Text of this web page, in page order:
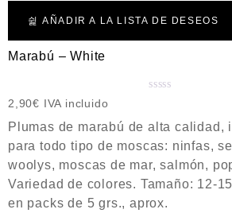
AÑADIR A LA LISTA DE DESEOS
Marabú – White
l
o
r
a
d
2,90€ IVA incluido
Plumas de marabú de alta calidad,
para todo tipo de moscas: ninfas,
woolys, moscas de mar, salmón,
Variedad de colores. Tamaño: 12-
en packs de 5 grs., aprox.